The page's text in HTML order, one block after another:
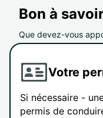
Bon à
Que devez-vous
Votre
Si nécessaire -
permis de